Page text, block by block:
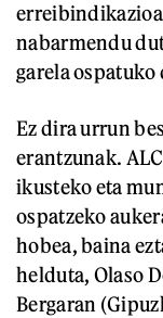
nabarmendu
garela ospatuko
Ez dira urrun
erantzunak.
ikusteko eta
ospatzeko
hobea, baina
helduta, Olaso
Bergaran